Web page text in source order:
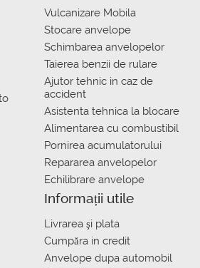
Vulcanizare Mobila
Stocare anvelope
Schimbarea anvelopelor
Taierea benzii de rulare
Ajutor tehnic in caz de
accident
Asistenta tehnica la blocare
Alimentarea cu combustibil
Pornirea acumulatorului
Repararea anvelopelor
Echilibrare anvelope
Informații utile
Livrarea şi plata
Сumpăra in credit
Anvelope dupa automobil